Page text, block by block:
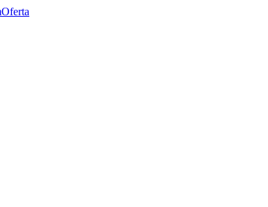
Oferta